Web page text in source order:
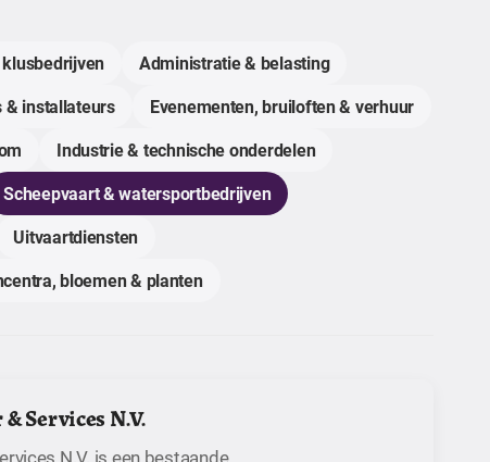
Administratie & belasting
& installateurs
Evenementen, bruiloften & verhuur
Industrie & technische onderdelen
Scheepvaart & watersportbedrijven
Uitvaartdiensten
bloemen & planten
Services N.V.